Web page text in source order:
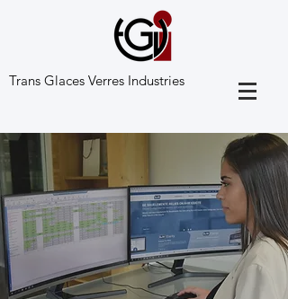
Trans Glaces Verres Industries